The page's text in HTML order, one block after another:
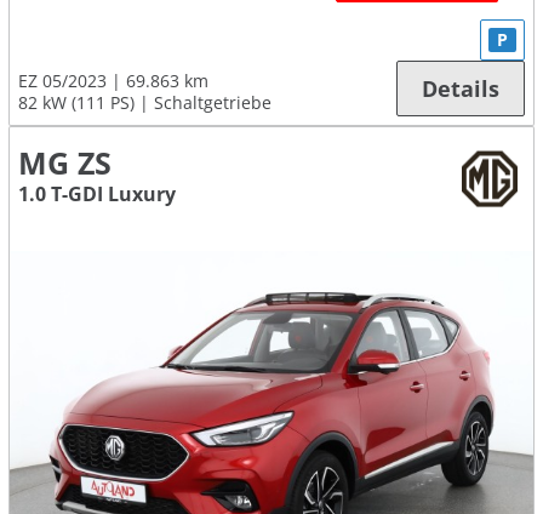
EZ 05/2023
69.863 km
82 kW (111 PS)
Schaltgetriebe
P
Details
MG ZS
1.0 T-GDI Luxury